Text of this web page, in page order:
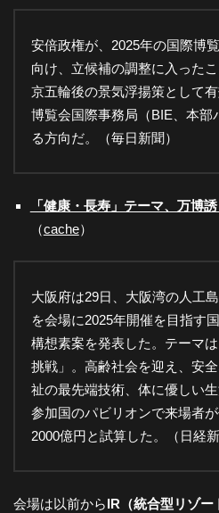
安倍政権が、2025年の国際博
向け、立候補の調整に入った
京五輪後の景気浮揚策として
博覧会国際事務局（BIE、本部
る方向だ。（毎日新聞）
「健康・長寿」テーマ、万博
（cache）
大阪府は29日、大阪湾の人工
を会場に2025年開催を目指す
構想素案を発表した。テーマ
挑戦」。高齢社会を迎え、安
祉の最先端技術、体に優しい
参加国のパビリオンで来場者
2000億円と試算した。（日経新
会場は以前からIR（統合型リゾー